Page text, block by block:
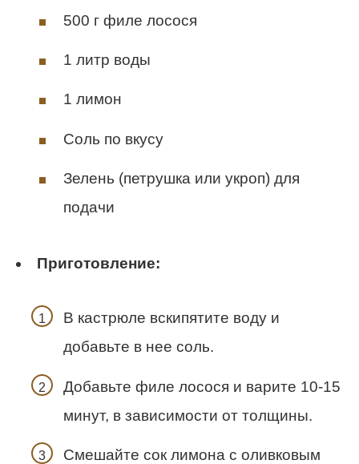
500 г филе лосося
1 литр воды
1 лимон
Соль по вкусу
Зелень (петрушка или укроп) для
подачи
Приготовление:
В кастрюле вскипятите воду и
добавьте в нее соль.
Добавьте филе лосося и варите 10-15
минут, в зависимости от толщины.
Смешайте сок лимона с оливковым